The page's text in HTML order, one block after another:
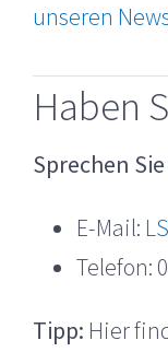
unseren
Haben
Sprechen
E-Mail:
Telefon:
Tipp: Hier